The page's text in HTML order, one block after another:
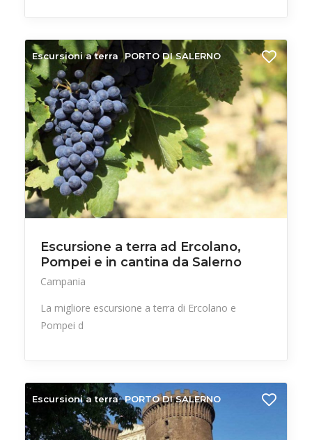
Escursioni a terra PORTO DI SALERNO
Escursione a terra ad Ercolano,
Pompei e in cantina da Salerno
Campania
La migliore escursione a terra di Ercolano e
Pompei d
Escursioni a terra PORTO DI SALERNO